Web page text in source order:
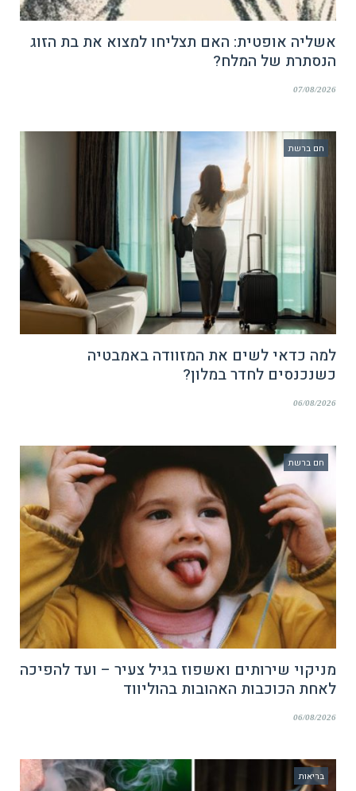
אשליה אופטית: האם תצליחו למצוא את בת הזוג
הנסתרת של המלח?
07/08/2026
חם ברשת
למה כדאי לשים את המזוודה באמבטיה
כשנכנסים לחדר במלון?
06/08/2026
חם ברשת
מניקוי שירותים ואשפוז בגיל צעיר – ועד להפיכה
לאחת הכוכבות האהובות בהוליווד
06/08/2026
בריאות